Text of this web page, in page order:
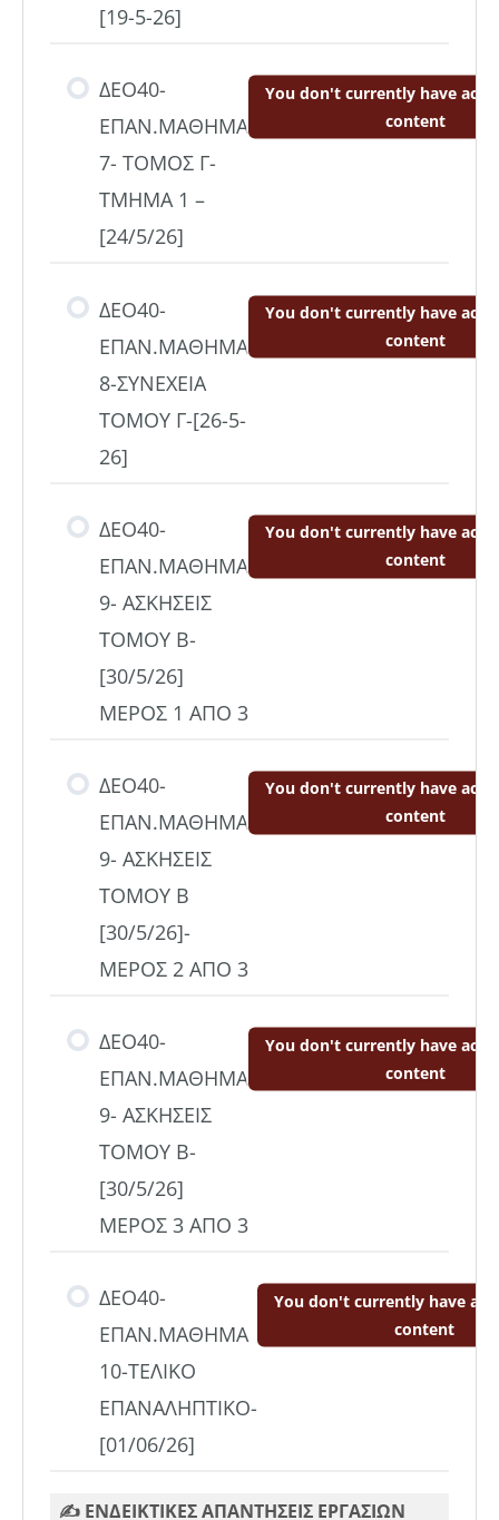
[19-5-26]
ΔΕΟ40-
ΕΠΑΝ.ΜΑΘΗΜΑ
7- ΤΟΜΟΣ Γ-
ΤΜΗΜΑ 1 –
[24/5/26]
You don't currently have
content
ΔΕΟ40-
ΕΠΑΝ.ΜΑΘΗΜΑ
8-ΣΥΝΕΧΕΙΑ
ΤΟΜΟΥ Γ-[26-5-
26]
You don't currently have
content
ΔΕΟ40-
ΕΠΑΝ.ΜΑΘΗΜΑ
9- ΑΣΚΗΣΕΙΣ
ΤΟΜΟΥ Β-
[30/5/26]
ΜΕΡΟΣ 1 ΑΠΟ 3
You don't currently have
content
ΔΕΟ40-
ΕΠΑΝ.ΜΑΘΗΜΑ
9- ΑΣΚΗΣΕΙΣ
ΤΟΜΟΥ Β
[30/5/26]-
ΜΕΡΟΣ 2 ΑΠΟ 3
You don't currently have
content
ΔΕΟ40-
ΕΠΑΝ.ΜΑΘΗΜΑ
9- ΑΣΚΗΣΕΙΣ
ΤΟΜΟΥ Β-
[30/5/26]
ΜΕΡΟΣ 3 ΑΠΟ 3
You don't currently have
content
ΔΕΟ40-
ΕΠΑΝ.ΜΑΘΗΜΑ
10-ΤΕΛΙΚΟ
ΕΠΑΝΑΛΗΠΤΙΚΟ-
[01/06/26]
You don't currently have
content
✍️ ΕΝΔΕΙΚΤΙΚΕΣ ΑΠΑΝΤΗΣΕΙΣ ΕΡΓΑΣΙΩΝ